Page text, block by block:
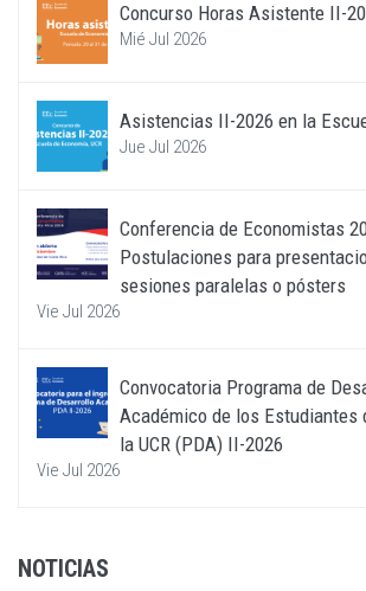
Concurso Horas Asistente II-
Mié Jul 2026
Asistencias II-2026 en la
Jue Jul 2026
Conferencia de Economistas
Postulaciones para
sesiones paralelas o pósters
Vie Jul 2026
Convocatoria Programa de
Académico de los Estudiantes
la UCR (PDA) II-2026
Vie Jul 2026
NOTICIAS